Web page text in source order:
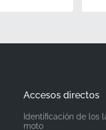
lo hacen
de motocicleta,
Accesos directos
Identificación de los
moto